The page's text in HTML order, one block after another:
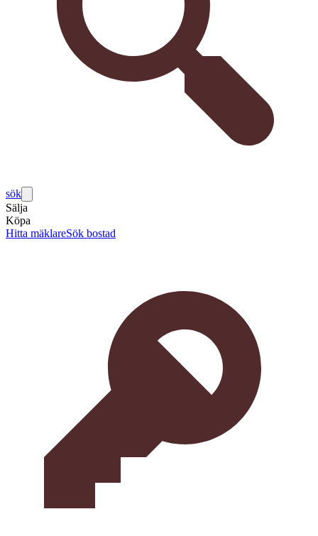
sök
Sälja
Köpa
Hitta mäklareSök bostad